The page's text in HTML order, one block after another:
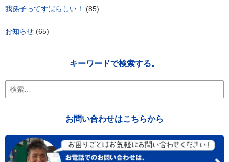
我孫子ってすばらしい！ (85)
お知らせ (65)
キーワードで検索する。
検
索:
お問い合わせはこちらから